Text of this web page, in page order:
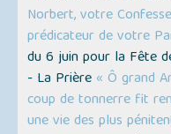
Norbert, votre
prédicateur de votre
du 6 juin pour la Fête
- La Prière « Ô grand
coup de tonnerre fit
une vie des plus